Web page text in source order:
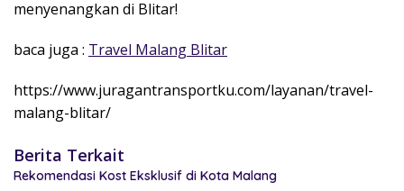
menyenangkan di Blitar!
baca juga : Travel Malang Blitar
https://www.juragantransportku.com/layanan/travel-
malang-blitar/
Berita Terkait
Rekomendasi Kost Eksklusif di Kota Malang